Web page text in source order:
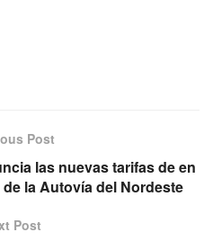
Post
las nuevas tarifas de en
la Autovía del Nordeste
Post